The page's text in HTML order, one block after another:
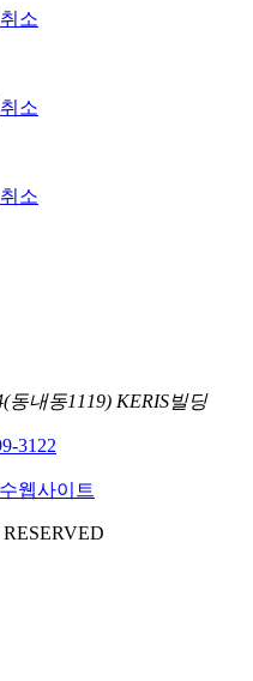
취소
취소
취소
동내동1119) KERIS빌딩
3122